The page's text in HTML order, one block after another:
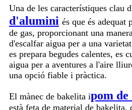
Una de les característiques clau
d'alumini és que és adequat
de gas, proporcionant una
d'escalfar aigua per a una
es prepara begudes calentes, es
aigua per a aventures a l'aire
una opció fiable i pràctica.
El mànec de bakelita ipom
està feta de material de bakelita,